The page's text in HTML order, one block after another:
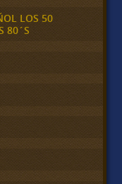
LOS 50
80´S